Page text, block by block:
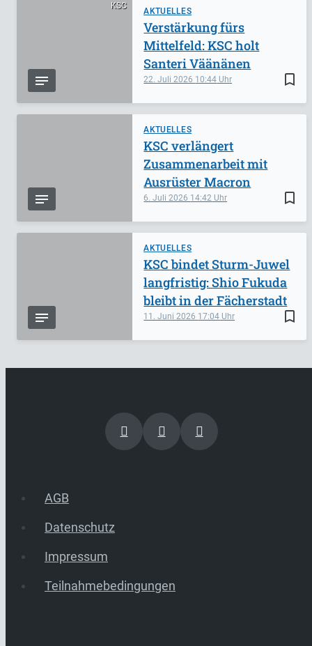
KSC
AKTUELLES
bookmark_border
22. Juli 2026 10:44
Verstärkung fürs
Mittelfeld: KSC holt
Santeri Väänänen
AKTUELLES
bookmark_border
6. Juli 2026 14:42
KSC verlängert
Zusammenarbeit mit
Ausrüster Macron
AKTUELLES
bookmark_border
11. Juni 2026 17:04
KSC bindet Sturm-Juwel
langfristig: Shio Fukuda
bleibt in der Fächerstadt
AGB
Datenschutz
Impressum
Teilnahmebedingungen